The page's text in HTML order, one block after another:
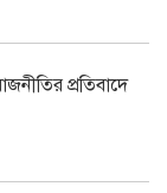
প্রতিবাদে